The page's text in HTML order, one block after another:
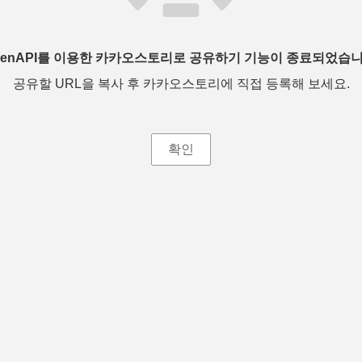
를 이용한 카카오스토리로 공유하기 기능이 종료되었습
공유할 URL을 복사 후 카카오스토리에 직접 등록해 보세요.
확인